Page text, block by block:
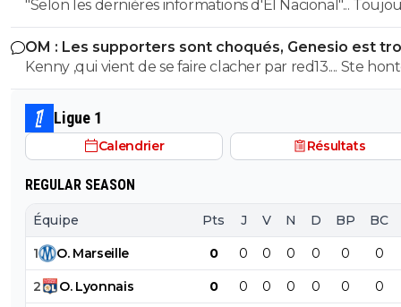
"Selon les dernières informations d'El Nacional"... Toujours les
sources espagnoles douteuses, principales fabriques
news et principales sources pour les articles de Foot01.
OM : Les supporters sont choqués, Genesio est
fort
Kenny ,qui vient de se faire clacher par red13.... Ste
😂😂
Ligue 1
Calendrier Résultats
REGULAR SEASON
Équipe Pts J V N D BP BC
1 O. Marseille 0 0 0 0 0 0 0
2 O. Lyonnais 0 0 0 0 0 0 0